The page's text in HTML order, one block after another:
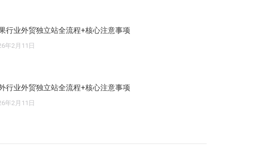
行业外贸独立站全流程+核心注意事项
年2月11日
行业外贸独立站全流程+核心注意事项
年2月11日